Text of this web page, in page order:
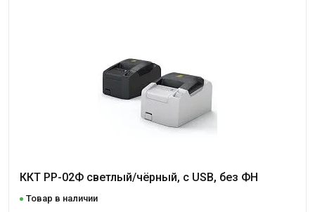
ККТ РР-02Ф светлый/чёрный, с USB, без ФН
Товар в наличии